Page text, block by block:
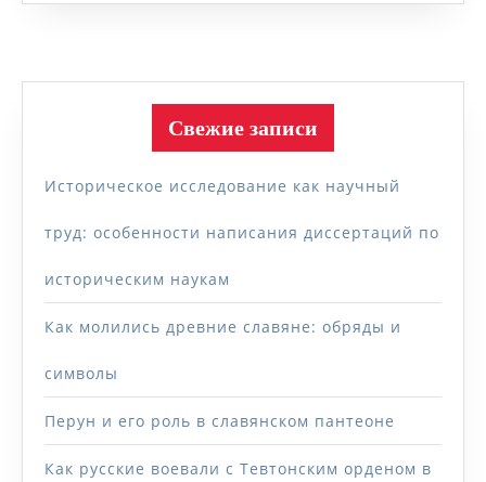
Свежие записи
Историческое исследование как научный
труд: особенности написания диссертаций по
историческим наукам
Как молились древние славяне: обряды и
символы
Перун и его роль в славянском пантеоне
Как русские воевали с Тевтонским орденом в